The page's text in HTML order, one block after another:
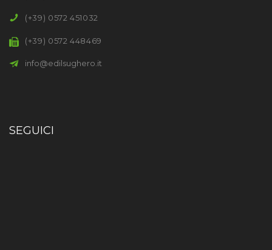
(+39) 0572 451032
(+39) 0572 448469
info@edilsughero.it
SEGUICI